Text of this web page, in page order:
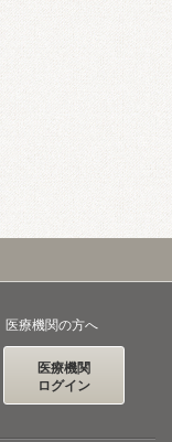
医療機関の方へ
医療機関
ログイン